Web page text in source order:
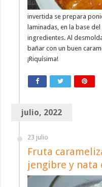
invertida se prepara
laminadas, en la base
ingredientes. Al
bañar con un buen
¡Riquísima!
julio, 2022
23 julio
Fruta
jengibre y nata